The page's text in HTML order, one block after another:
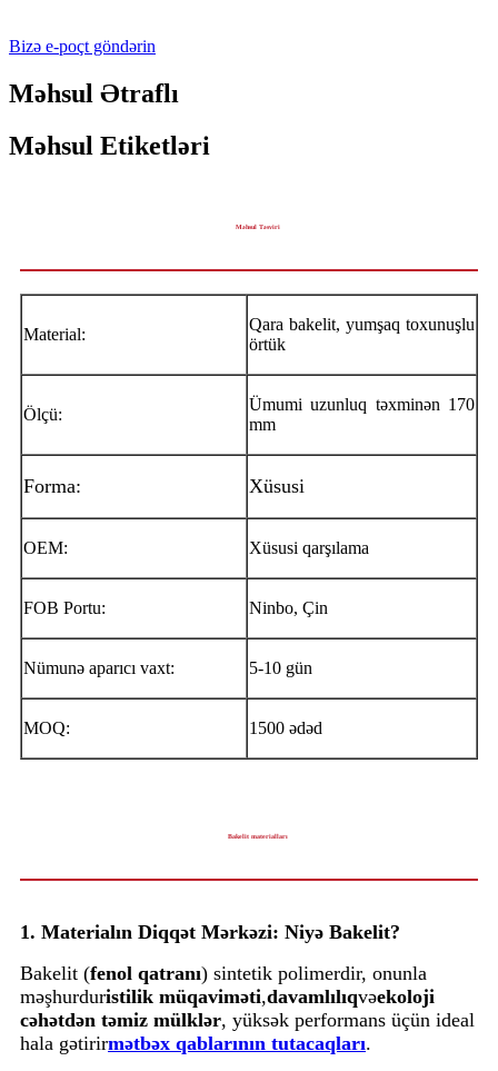
Bizə e-poçt göndərin
Məhsul Ətraflı
Məhsul Etiketləri
Məhsul Təsviri
Material:
Qara bakelit, yumşaq toxunuşlu
örtük
Ölçü:
Ümumi uzunluq təxminən 170
mm
Forma: Xüsusi
OEM: Xüsusi qarşılama
FOB Portu: Ninbo, Çin
Nümunə aparıcı vaxt: 5-10 gün
MOQ: 1500 ədəd
Bakelit materialları
1. Materialın Diqqət Mərkəzi: Niyə Bakelit?
Bakelit (fenol qatranı) sintetik polimerdir, onunla
məşhurduristilik müqaviməti,davamlılıqvəekoloji
cəhətdən təmiz mülklər, yüksək performans üçün ideal
hala gətirirmətbəx qablarının tutacaqları.